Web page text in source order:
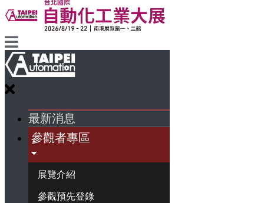
最新消息
參觀者專區
展覽介紹
參觀預先登錄